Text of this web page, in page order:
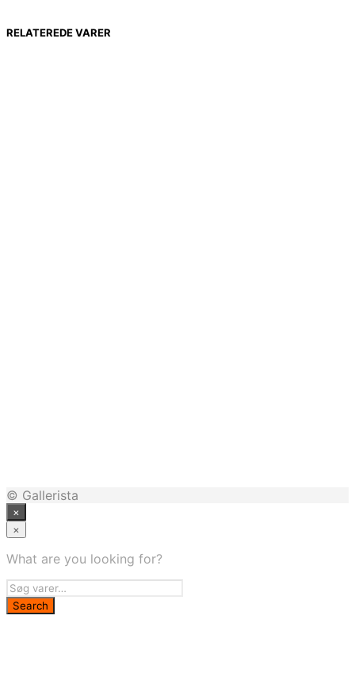
RELATEREDE VARER
© Gallerista
×
×
What are you looking for?